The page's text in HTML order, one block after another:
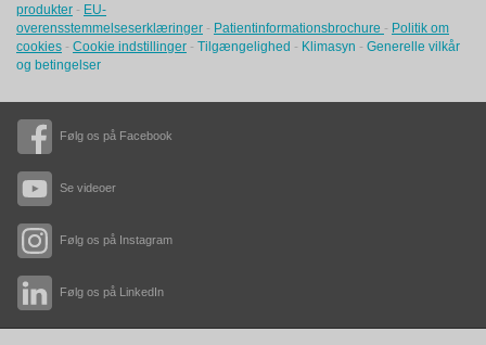
Følg os på Facebook
Se videoer
Følg os på Instagram
Følg os på LinkedIn
produkter - EU-
overensstemmelseserklæringer - Patientinformationsbrochure - Politik om
cookies - Cookie indstillinger - Tilgængelighed - Klimasyn - Generelle vilkår
og betingelser